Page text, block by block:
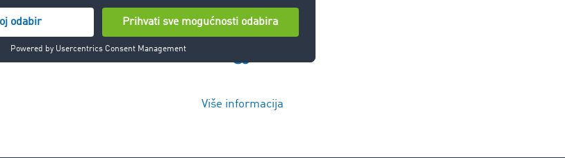
Više informacija